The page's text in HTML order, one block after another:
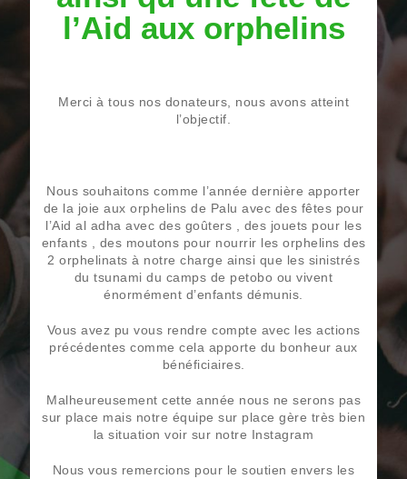
l’Aid aux orphelins
Merci à tous nos donateurs, nous avons atteint
l’objectif.
Nous souhaitons comme l’année dernière apporter
de la joie aux orphelins de Palu avec des fêtes pour
l’Aid al adha avec des goûters , des jouets pour les
enfants , des moutons pour nourrir les orphelins des
2 orphelinats à notre charge ainsi que les sinistrés
du tsunami du camps de petobo ou vivent
énormément d’enfants démunis.
Vous avez pu vous rendre compte avec les actions
précédentes comme cela apporte du bonheur aux
bénéficiaires.
Malheureusement cette année nous ne serons pas
sur place mais notre équipe sur place gère très bien
la situation voir sur notre Instagram
Nous vous remercions pour le soutien envers les